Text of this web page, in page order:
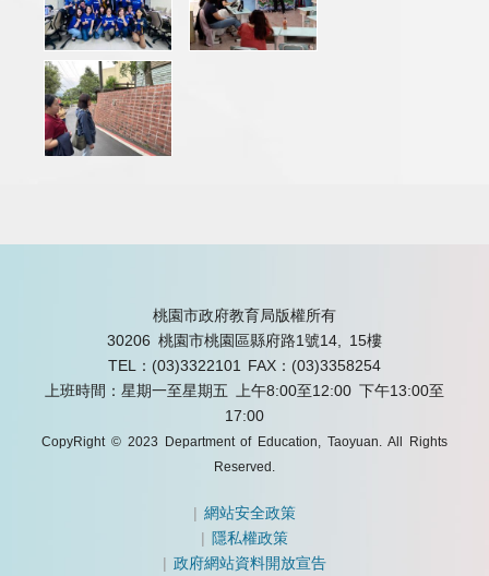
桃園市政府教育局版權所有
30206 桃園市桃園區縣府路1號14, 15樓
TEL：(03)3322101 FAX：(03)3358254
上班時間：星期一至星期五 上午8:00至12:00 下午13:00至
17:00
CopyRight © 2023 Department of Education, Taoyuan. All Rights
Reserved.
|網站安全政策
| 隱私權政策
|政府網站資料開放宣告